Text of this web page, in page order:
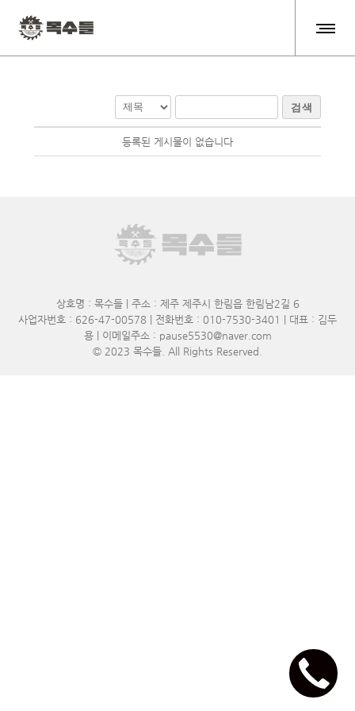
검색
등록된 게시물이 없습니다
상호명 : 목수들 | 주소 : 제주 제주시 한림읍 한림남2길 6
사업자번호 : 626-47-00578 | 전화번호 : 010-7530-3401 | 대표 : 김두
용 | 이메일주소 : pause5530@naver.com
© 2023 목수들 . All Rights Reserved.